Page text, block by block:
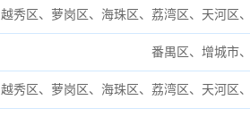
越秀区、萝岗区、海珠区、荔湾区、天河区
番禺区、增城市
越秀区、萝岗区、海珠区、荔湾区、天河区